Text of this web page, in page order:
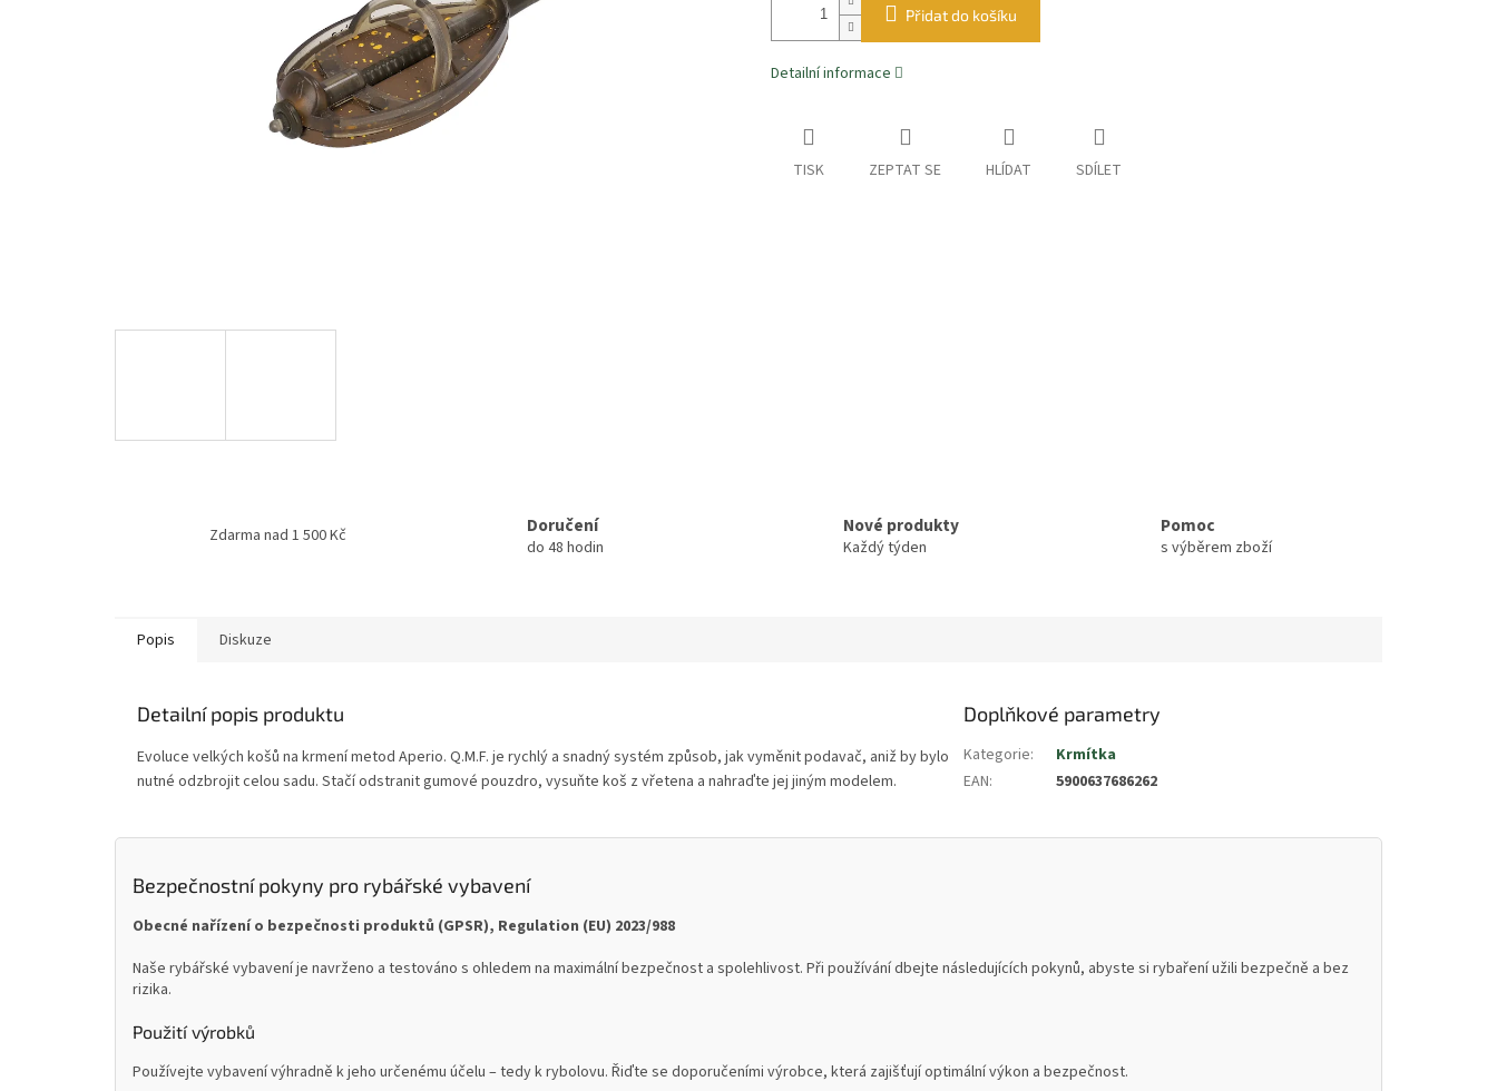
Přidat do košíku
Detailní informace
TISK ZEPTAT SE HLÍDAT SDÍLET
Zdarma nad 1 500 Kč Doručení
do 48 hodin
Nové produkty
Každý týden
Pomoc
s výběrem zboží
Popis Diskuze
Detailní popis produktu
Evoluce velkých košů na krmení metod Aperio. Q.M.F. je rychlý a snadný systém způsob, jak vyměnit podavač, aniž by bylo
nutné odzbrojit celou sadu. Stačí odstranit gumové pouzdro, vysuňte koš z vřetena a nahraďte jej jiným modelem.
Doplňkové parametry
Kategorie:
Krmítka
EAN: 5900637686262
Bezpečnostní pokyny pro rybářské vybavení
Obecné nařízení o bezpečnosti produktů (GPSR), Regulation (EU) 2023/988
Naše rybářské vybavení je navrženo a testováno s ohledem na maximální bezpečnost a spolehlivost. Při používání dbejte následujících pokynů, abyste si rybaření užili bezpečně a bez
rizika.
Použití výrobků
Používejte vybavení výhradně k jeho určenému účelu – tedy k rybolovu. Řiďte se doporučeními výrobce, která zajišťují optimální výkon a bezpečnost.